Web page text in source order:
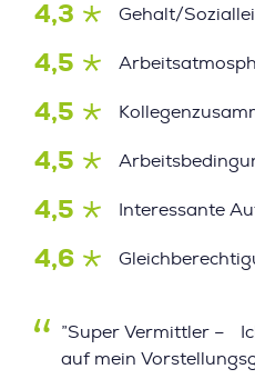
4,3 Gehalt/
4,5
4,5
4,5
4,5 Interessante
4,6
”Super Vermittler –
auf mein